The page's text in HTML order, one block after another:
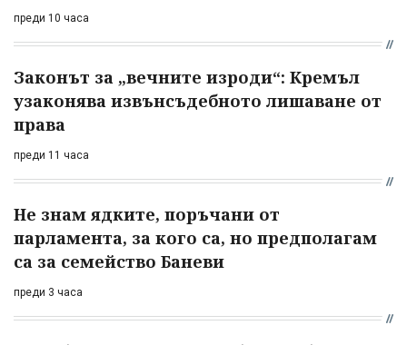
преди 10 часа
Законът за „вечните изроди“: Кремъл
узаконява извънсъдебното лишаване от
права
преди 11 часа
Не знам ядките, поръчани от
парламента, за кого са, но предполагам
са за семейство Баневи
преди 3 часа